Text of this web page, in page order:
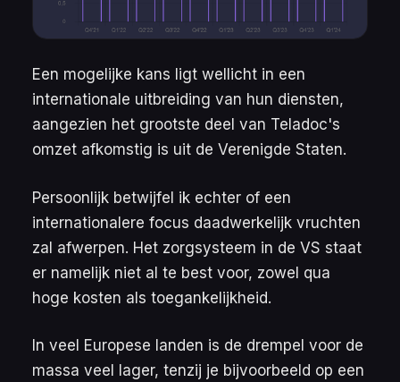
Een mogelijke kans ligt wellicht in een
internationale uitbreiding van hun diensten,
aangezien het grootste deel van Teladoc's
omzet afkomstig is uit de Verenigde Staten.
Persoonlijk betwijfel ik echter of een
internationalere focus daadwerkelijk vruchten
zal afwerpen. Het zorgsysteem in de VS staat
er namelijk niet al te best voor, zowel qua
hoge kosten als toegankelijkheid.
In veel Europese landen is de drempel voor de
massa veel lager, tenzij je bijvoorbeeld op een